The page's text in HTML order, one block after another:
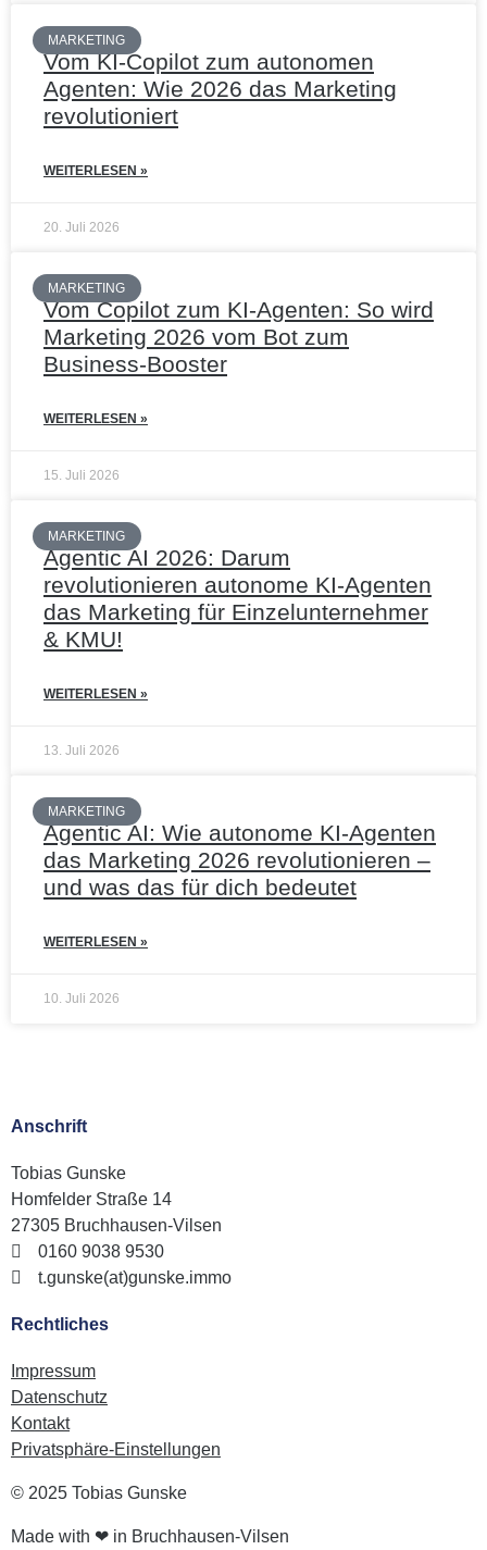
MARKETING
Vom KI-Copilot zum autonomen
Agenten: Wie 2026 das Marketing
revolutioniert
WEITERLESEN »
20. Juli 2026
MARKETING
Vom Copilot zum KI-Agenten: So wird
Marketing 2026 vom Bot zum
Business-Booster
WEITERLESEN »
15. Juli 2026
MARKETING
Agentic AI 2026: Darum
revolutionieren autonome KI-Agenten
das Marketing für Einzelunternehmer
& KMU!
WEITERLESEN »
13. Juli 2026
MARKETING
Agentic AI: Wie autonome KI-Agenten
das Marketing 2026 revolutionieren –
und was das für dich bedeutet
WEITERLESEN »
10. Juli 2026
Anschrift
Tobias Gunske
Homfelder Straße 14
27305 Bruchhausen-Vilsen
0160 9038 9530
t.gunske(at)gunske.immo
Rechtliches
Impressum
Datenschutz
Kontakt
Privatsphäre-Einstellungen
© 2025 Tobias Gunske
Made with ❤ in Bruchhausen-Vilsen